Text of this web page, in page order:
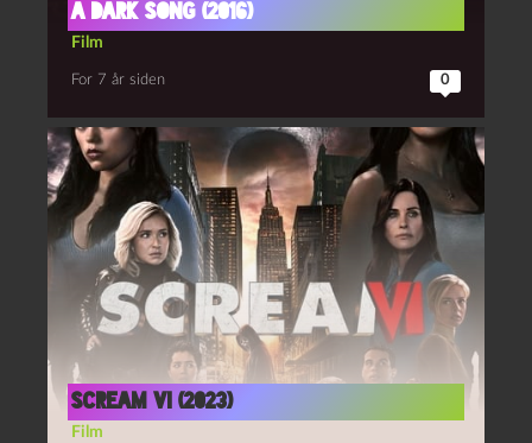
A Dark Song (2016)
Film
For 7 år siden 0
Scream VI (2023)
Film